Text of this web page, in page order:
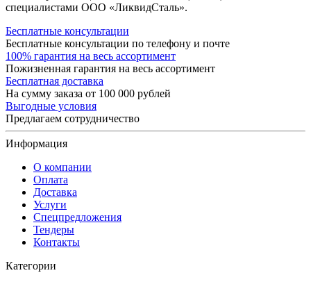
специалистами ООО «ЛиквидСталь».
Бесплатные консультации
Бесплатные консультации по телефону и почте
100% гарантия на весь ассортимент
Пожизненная гарантия на весь ассортимент
Бесплатная доставка
На сумму заказа от 100 000 рублей
Выгодные условия
Предлагаем сотрудничество
Информация
О компании
Оплата
Доставка
Услуги
Спецпредложения
Тендеры
Контакты
Категории